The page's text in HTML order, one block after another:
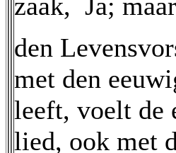
den
met den
leeft, voelt de
lied, ook met